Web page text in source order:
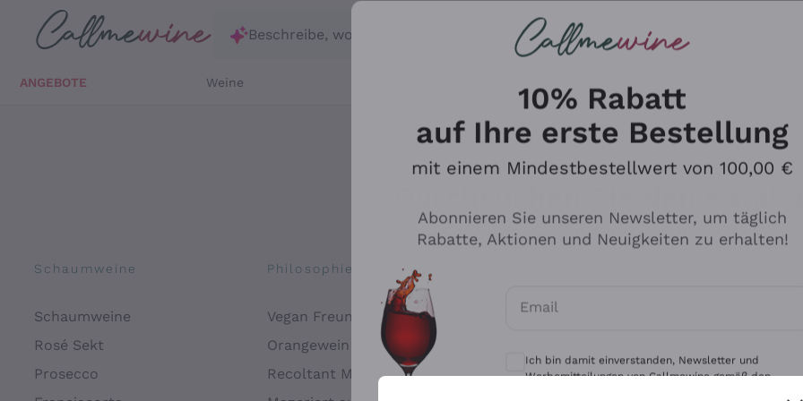
Zum Hauptinhalt springen
Beschreibe, wonach du suchst
ANGEBOTE Weine
Schaumweine
Schaumweine
Rosé Sekt
Prosecco
Philosophien
Vegan Freundlich
Orangewein
Recoltant Manipulant
Antinori
Ca' del Bosco
Gavi
10% Rabatt
auf Ihre erste Bestellung
mit einem Mindestbestellwert von 100,00 €
Abonnieren Sie unseren Newsletter, um täglich
Rabatte, Aktionen und Neuigkeiten zu erhalten!
Email
Optionale Einwilligungen zum Erhalt von
Ich bin damit einverstanden, Newsletter und
Werbemitteilungen von Callmewine gemäß den -